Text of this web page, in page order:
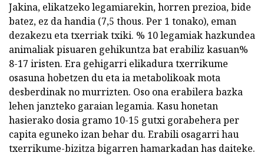
Jakina, elikatzeko legamiarekin, horren prezioa, bide
batez, ez da handia (7,5 thous. Per 1 tonako), eman
dezakezu eta txerriak txiki. % 10 legamiak hazkundea
animaliak pisuaren gehikuntza bat erabiliz kasuan%
8-17 iristen. Era gehigarri elikadura txerrikume
osasuna hobetzen du eta ia metabolikoak mota
desberdinak no murrizten. Oso ona erabilera bazka
lehen janzteko garaian legamia. Kasu honetan
hasierako dosia gramo 10-15 gutxi gorabehera per
capita eguneko izan behar du. Erabili osagarri hau
txerrikume-bizitza bigarren hamarkadan has daiteke.